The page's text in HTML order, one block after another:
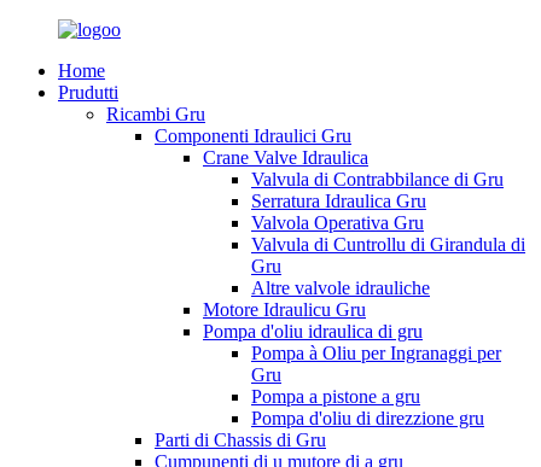
Home
Prudutti
Ricambi Gru
Componenti Idraulici Gru
Crane Valve Idraulica
Valvula di Contrabbilance di Gru
Serratura Idraulica Gru
Valvola Operativa Gru
Valvula di Cuntrollu di Girandula di
Gru
Altre valvole idrauliche
Motore Idraulicu Gru
Pompa d'oliu idraulica di gru
Pompa à Oliu per Ingranaggi per
Gru
Pompa a pistone a gru
Pompa d'oliu di direzzione gru
Parti di Chassis di Gru
Cumpunenti di u mutore di a gru